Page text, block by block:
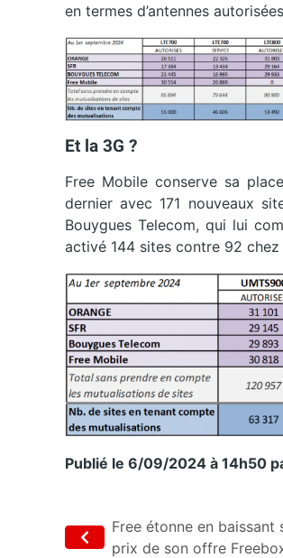
en termes d’antennes
Et la 3G ?
Free Mobile conserve sa
dernier avec 171 nouveaux
Bouygues Telecom, qui lui
activé 144 sites contre 92 chez
Publié le 6/09/2024 à 14h50
Free étonne en baissant
prix de son offre